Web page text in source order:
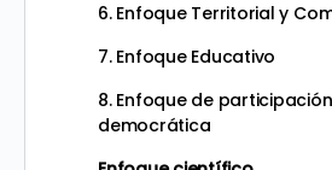
6. Enfoque Territorial y
7. Enfoque Educativo
8. Enfoque de participación
democrática